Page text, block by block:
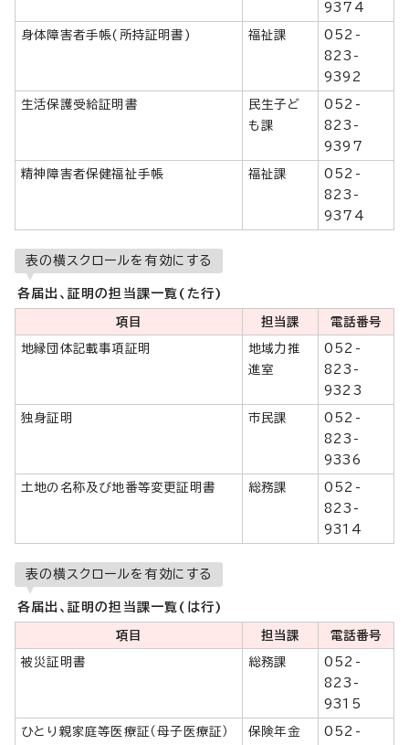
9374
身体障害者手帳(所持証明書) 福祉課
052-
823-
9392
生活保護受給証明書
民生子ど
も課
052-
823-
9397
精神障害者保健福祉手帳 福祉課
052-
823-
9374
表の横スクロールを有効にする
各届出、証明の担当課一覧(た行)
項目 担当課 電話番号
地縁団体記載事項証明
地域力推
進室
052-
823-
9323
独身証明 市民課
052-
823-
9336
土地の名称及び地番等変更証明書 総務課
052-
823-
9314
表の横スクロールを有効にする
各届出、証明の担当課一覧(は行)
項目 担当課 電話番号
被災証明書 総務課
052-
823-
9315
ひとり親家庭等医療証（母子医療証）
保険年金
052-